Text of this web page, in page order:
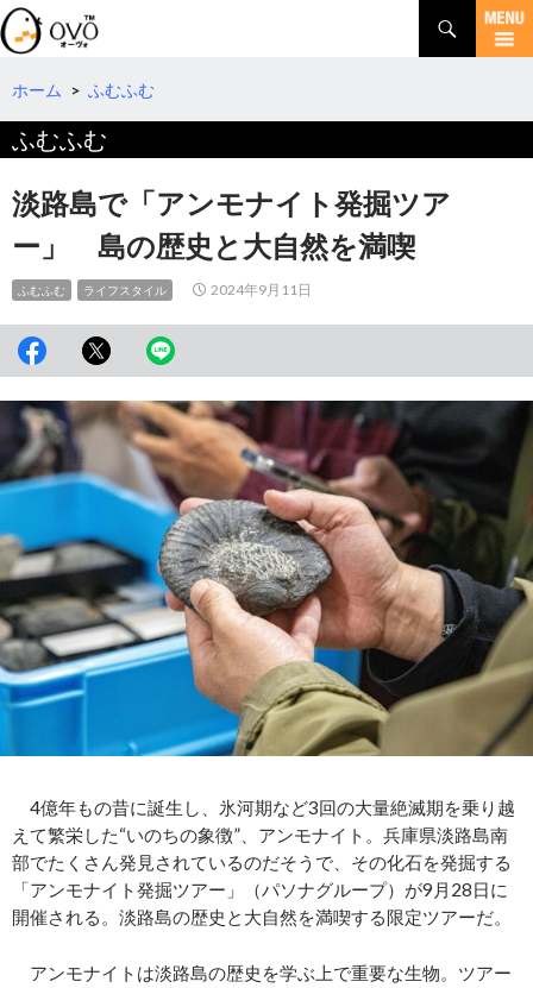
検
索
コ
テ
へ
移
動
ホーム > ふむふむ
ふむふむ
淡路島で「アンモナイト発掘ツア
ー」 島の歴史と大自然を満喫
ふむふむ ライフスタイル 2024年9月11日
4億年もの昔に誕生し、氷河期など3回の大量絶滅期を乗り越
えて繁栄した“いのちの象徴”、アンモナイト。兵庫県淡路島南
部でたくさん発見されているのだそうで、その化石を発掘する
「アンモナイト発掘ツアー」（パソナグループ）が9月28日に
開催される。淡路島の歴史と大自然を満喫する限定ツアーだ。
アンモナイトは淡路島の歴史を学ぶ上で重要な生物。ツアー